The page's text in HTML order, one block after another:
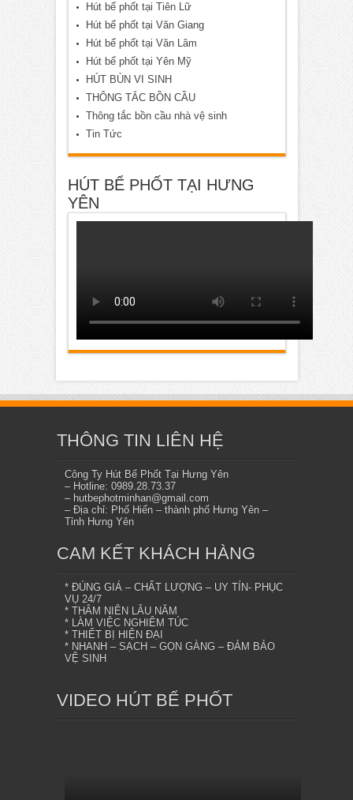
Hút bể phốt tại Tiên Lữ
Hút bể phốt tại Văn Giang
Hút bể phốt tại Văn Lâm
Hút bể phốt tại Yên Mỹ
HÚT BÙN VI SINH
THÔNG TẮC BỒN CẦU
Thông tắc bồn cầu nhà vệ sinh
Tin Tức
HÚT BỂ PHỐT TẠI HƯNG
YÊN
THÔNG TIN LIÊN HỆ
Công Ty Hút Bể Phốt Tại Hưng Yên
– Hotline: 0989.28.73.37
– hutbephotminhan@gmail.com
– Địa chỉ: Phố Hiến – thành phố Hưng Yên –
Tỉnh Hưng Yên
CAM KẾT KHÁCH HÀNG
* ĐÚNG GIÁ – CHẤT LƯỢNG – UY TÍN- PHỤC
VỤ 24/7
* THÂM NIÊN LÂU NĂM
* LÀM VIỆC NGHIÊM TÚC
* THIẾT BỊ HIỆN ĐẠI
* NHANH – SẠCH – GỌN GÀNG – ĐẢM BẢO
VỆ SINH
VIDEO HÚT BỂ PHỐT